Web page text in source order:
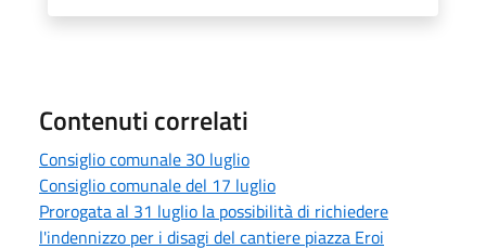
Contenuti correlati
Consiglio comunale 30 luglio
Consiglio comunale del 17 luglio
Prorogata al 31 luglio la possibilità di richiedere
l'indennizzo per i disagi del cantiere piazza Eroi